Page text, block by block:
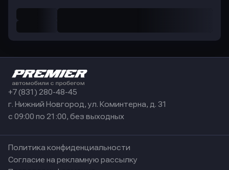
+7 (831) 280-48-45
г. Нижний Новгород, ул. Коминтерна, д. 31
с 09:00 по 21:00, без выходных
Политика конфиденциальности
Согласие на рекламную рассылку